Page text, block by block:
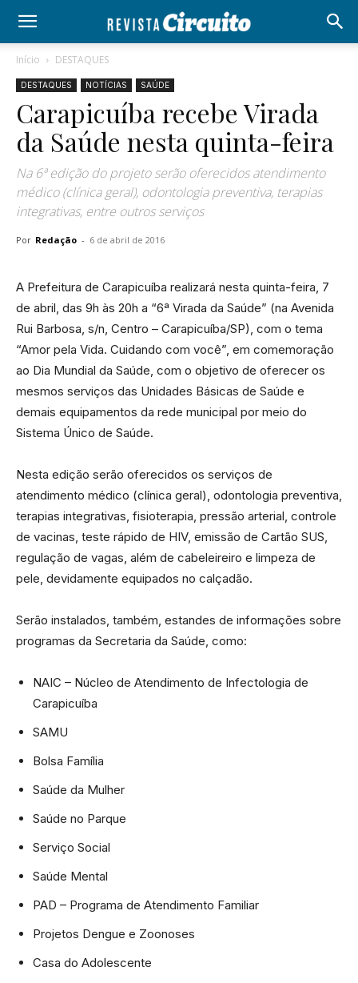
Início DESTAQUES
DESTAQUES NOTÍCIAS SAÚDE
Carapicuíba recebe Virada
da Saúde nesta quinta-feira
Na 6ª edição do projeto serão oferecidos atendimento
médico (clínica geral), odontologia preventiva, terapias
integrativas, entre outros serviços
Por Redação - 6 de abril de 2016
A Prefeitura de Carapicuíba realizará nesta quinta-feira, 7
de abril, das 9h às 20h a “6ª Virada da Saúde” (na Avenida
Rui Barbosa, s/n, Centro – Carapicuíba/SP), com o tema
“Amor pela Vida. Cuidando com você”, em comemoração
ao Dia Mundial da Saúde, com o objetivo de oferecer os
mesmos serviços das Unidades Básicas de Saúde e
demais equipamentos da rede municipal por meio do
Sistema Único de Saúde.
Nesta edição serão oferecidos os serviços de
atendimento médico (clínica geral), odontologia preventiva,
terapias integrativas, fisioterapia, pressão arterial, controle
de vacinas, teste rápido de HIV, emissão de Cartão SUS,
regulação de vagas, além de cabeleireiro e limpeza de
pele, devidamente equipados no calçadão.
Serão instalados, também, estandes de informações sobre
programas da Secretaria da Saúde, como:
NAIC – Núcleo de Atendimento de Infectologia de
Carapicuíba
SAMU
Bolsa Família
Saúde da Mulher
Saúde no Parque
Serviço Social
Saúde Mental
PAD – Programa de Atendimento Familiar
Projetos Dengue e Zoonoses
Casa do Adolescente